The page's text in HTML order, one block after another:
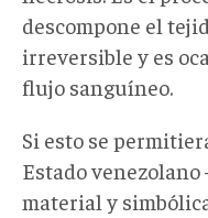
descompone el
irreversible y es
flujo sanguíneo.
Si esto se
Estado venezolano
material y